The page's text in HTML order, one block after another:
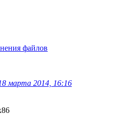
файлов
марта 2014, 16:16